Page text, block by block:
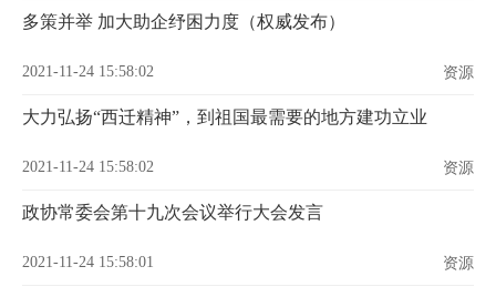
多策并举 加大助企纾困力度（权威发布）
2021-11-24 15:58:02 资源
大力弘扬“西迁精神”，到祖国最需要的地方建功立业
2021-11-24 15:58:02 资源
政协常委会第十九次会议举行大会发言
2021-11-24 15:58:01 资源